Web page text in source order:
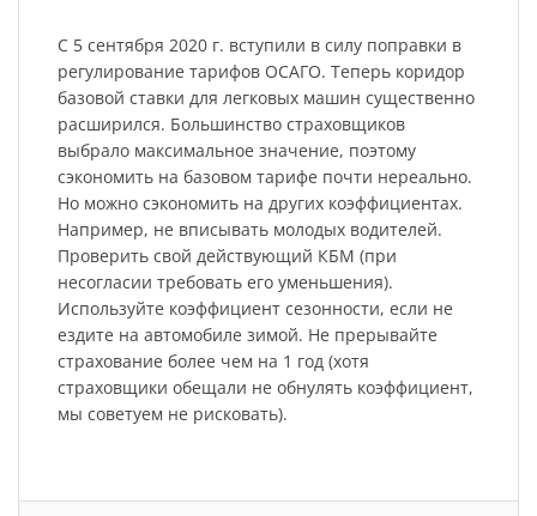
С 5 сентября 2020 г. вступили в силу поправки в
регулирование тарифов ОСАГО. Теперь коридор
базовой ставки для легковых машин существенно
расширился. Большинство страховщиков
выбрало максимальное значение, поэтому
сэкономить на базовом тарифе почти нереально.
Но можно сэкономить на других коэффициентах.
Например, не вписывать молодых водителей.
Проверить свой действующий КБМ (при
несогласии требовать его уменьшения).
Используйте коэффициент сезонности, если не
ездите на автомобиле зимой. Не прерывайте
страхование более чем на 1 год (хотя
страховщики обещали не обнулять коэффициент,
мы советуем не рисковать).